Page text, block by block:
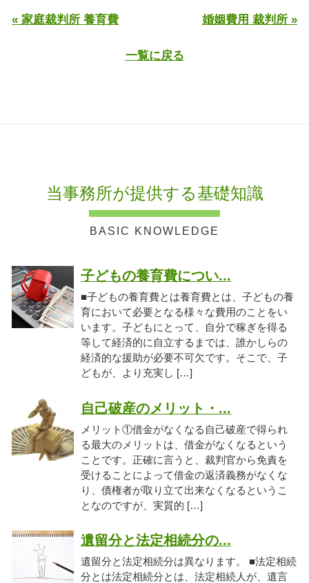
« 家庭裁判所 養育費 婚姻費用 裁判所 »
一覧に戻る
当事務所が提供する基礎知識
子どもの養育費につい...
■子どもの養育費とは養育費とは、子どもの養
育において必要となる様々な費用のことをい
います。子どもにとって、自分で稼ぎを得る
等して経済的に自立するまでは、誰かしらの
経済的な援助が必要不可欠です。そこで、子
どもが、より充実し […]
自己破産のメリット・...
メリット①借金がなくなる自己破産で得られ
る最大のメリットは、借金がなくなるという
ことです。正確に言うと、裁判官から免責を
受けることによって借金の返済義務がなくな
り、債権者が取り立て出来なくなるというこ
となのですが、実質的 […]
遺留分と法定相続分の...
遺留分と法定相続分は異なります。 ■法定相続
分とは法定相続分とは、法定相続人が、遺言